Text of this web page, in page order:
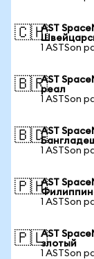
🇨🇭AST
1 ASTSon
🇧🇷AST
реал
1 ASTSon
🇧🇩AST
1 ASTSon
🇵🇭AST
1 ASTSon
🇵🇱AST
злотый
1 ASTSon